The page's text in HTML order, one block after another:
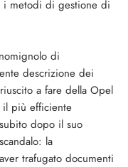
i metodi di gestione di
di
descrizione dei
a fare della Opel
il più efficiente
dopo il suo
la
trafugato documenti